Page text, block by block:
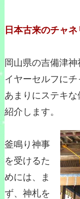
日本古来のチャ
岡山県の吉備津
イヤーセルフに
あまりにステキ
紹介します。
釜鳴り神事
を受けるた
めには、ま
ず、神札を